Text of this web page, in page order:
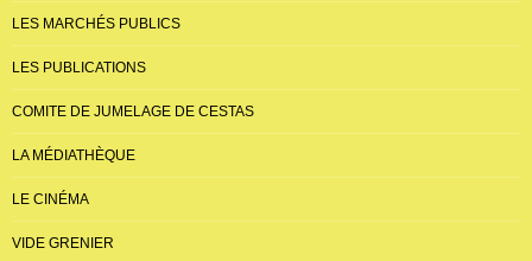
LES MARCHÉS PUBLICS
LES PUBLICATIONS
COMITE DE JUMELAGE DE CESTAS
LA MÉDIATHÈQUE
LE CINÉMA
VIDE GRENIER